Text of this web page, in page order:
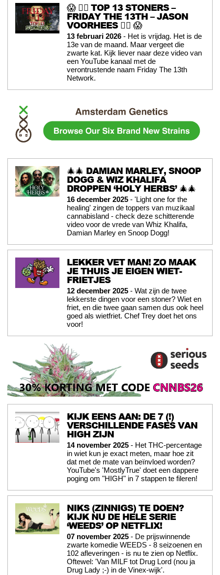
😱 🧟‍♂️ TOP 13 STONERS –
FRIDAY THE 13TH – JASON
VOORHEES 🧟‍♂️ 😱
13 februari 2026 - Het is vrijdag. Het is de
13e van de maand. Maar vergeet die
zwarte kat. Kijk liever naar deze video van
een YouTube kanaal met de
verontrustende naam Friday The 13th
Network.
🎄🎄 DAMIAN MARLEY, SNOOP
DOGG & WIZ KHALIFA
DROPPEN ‘HOLY HERBS’ 🎄🎄
16 december 2025 - 'Light one for the
healing' zingen de toppers van muzikaal
cannabisland - check deze schitterende
video voor de vrede van Whiz Khalifa,
Damian Marley en Snoop Dogg!
LEKKER VET MAN! ZO MAAK
JE THUIS JE EIGEN WIET-
FRIETJES
12 december 2025 - Wat zijn de twee
lekkerste dingen voor een stoner? Wiet en
friet, en die twee gaan samen dus ook heel
goed als wietfriet. Chef Trey doet het ons
voor!
KIJK EENS AAN: DE 7 (!)
VERSCHILLENDE FASES VAN
HIGH ZIJN
14 november 2025 - Het THC-percentage
in wiet kun je exact meten, maar hoe zit
dat met de mate van beïnvloed worden?
YouTube's 'MostlyTrue' doet een dappere
poging om "HIGH" in 7 stappen te fileren!
NIKS (ZINNIGS) TE DOEN?
KIJK NU DE HELE SERIE
‘WEEDS’ OP NETFLIX!
07 november 2025 - De prijswinnende
zwarte komedie WEEDS - 8 seizoenen en
102 afleveringen - is nu te zien op Netflix.
Oftewel: 'Van MILF tot Drug Lord (nou ja
Drug Lady ;-) in de Vinex-wijk'.